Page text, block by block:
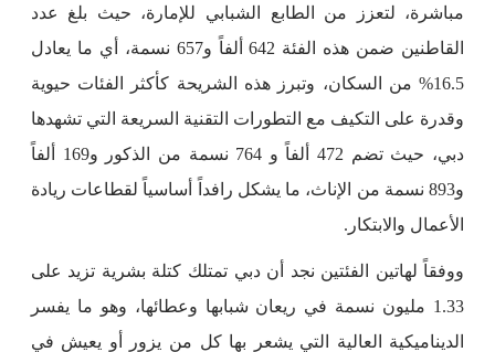
مباشرة، لتعزز من الطابع الشبابي للإمارة، حيث بلغ عدد
القاطنين ضمن هذه الفئة 642 ألفاً و657 نسمة، أي ما يعادل
16.5% من السكان، وتبرز هذه الشريحة كأكثر الفئات حيوية
وقدرة على التكيف مع التطورات التقنية السريعة التي تشهدها
دبي، حيث تضم 472 ألفاً و 764 نسمة من الذكور و169 ألفاً
و893 نسمة من الإناث، ما يشكل رافداً أساسياً لقطاعات ريادة
الأعمال والابتكار.
ووفقاً لهاتين الفئتين نجد أن دبي تمتلك كتلة بشرية تزيد على
1.33 مليون نسمة في ريعان شبابها وعطائها، وهو ما يفسر
الديناميكية العالية التي يشعر بها كل من يزور أو يعيش في